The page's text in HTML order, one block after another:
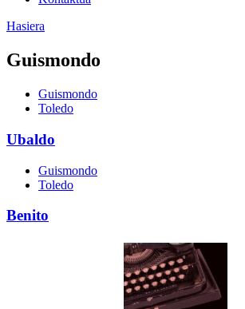
Hasiera
Guismondo
Guismondo
Toledo
Ubaldo
Guismondo
Toledo
Benito